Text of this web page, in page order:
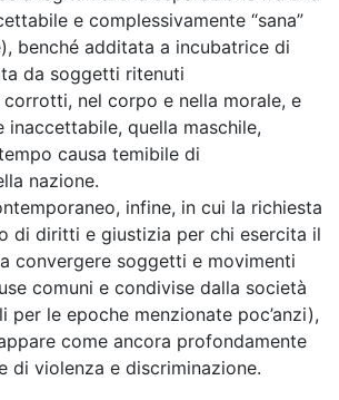
e complessivamente “sana”
benché additata a incubatrice di
da soggetti ritenuti
nel corpo e nella morale, e
inaccettabile, quella maschile,
causa temibile di
nazione.
infine, in cui la richiesta
di diritti e giustizia per chi esercita il
convergere soggetti e movimenti
comuni e condivise dalla società
per le epoche menzionate poc’anzi),
come ancora profondamente
di violenza e discriminazione.